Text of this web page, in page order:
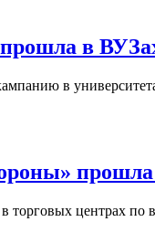
в
в
прошла
центрах